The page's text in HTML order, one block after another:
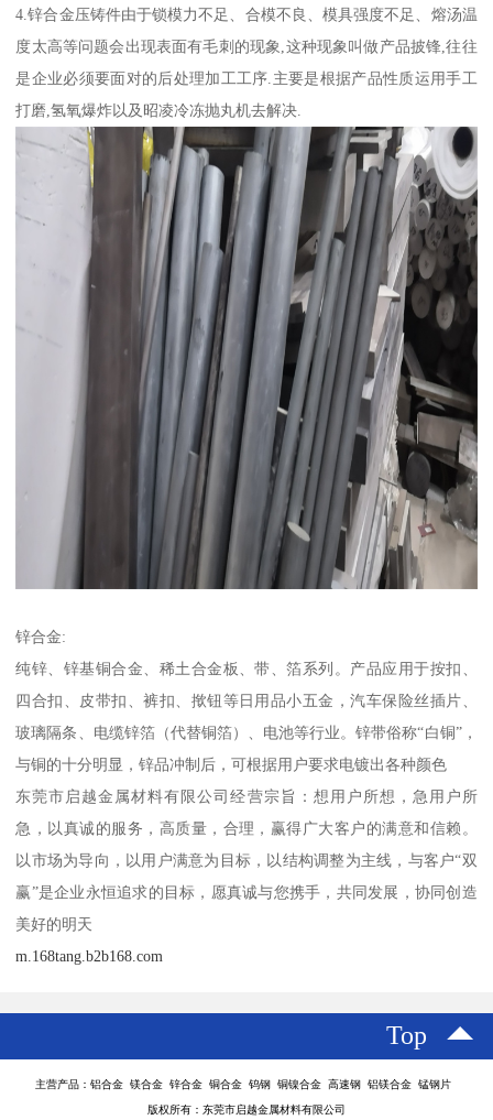
4.锌合金压铸件由于锁模力不足、合模不良、模具强度不足、熔汤温
度太高等问题会出现表面有毛刺的现象,这种现象叫做产品披锋,往往
是企业必须要面对的后处理加工工序.主要是根据产品性质运用手工
打磨,氢氧爆炸以及昭凌冷冻抛丸机去解决.
锌合金:
纯锌、锌基铜合金、稀土合金板、带、箔系列。产品应用于按扣、
四合扣、皮带扣、裤扣、揿钮等日用品小五金，汽车保险丝插片、
玻璃隔条、电缆锌箔（代替铜箔）、电池等行业。锌带俗称“白铜”，
与铜的十分明显，锌品冲制后，可根据用户要求电镀出各种颜色
东莞市启越金属材料有限公司经营宗旨：想用户所想，急用户所
急，以真诚的服务，高质量，合理，赢得广大客户的满意和信赖。
以市场为导向，以用户满意为目标，以结构调整为主线，与客户“双
赢”是企业永恒追求的目标，愿真诚与您携手，共同发展，协同创造
美好的明天
m.168tang.b2b168.com
Top
主营产品：铝合金 镁合金 锌合金 铜合金 钨钢 铜镍合金 高速钢 铝镁合金 锰钢片
版权所有：东莞市启越金属材料有限公司